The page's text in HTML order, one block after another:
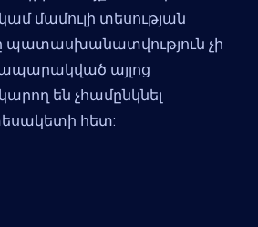
մամուլի տեսության
պատասխանատվություն չի
այլոց
են չհամընկնել
հետ: